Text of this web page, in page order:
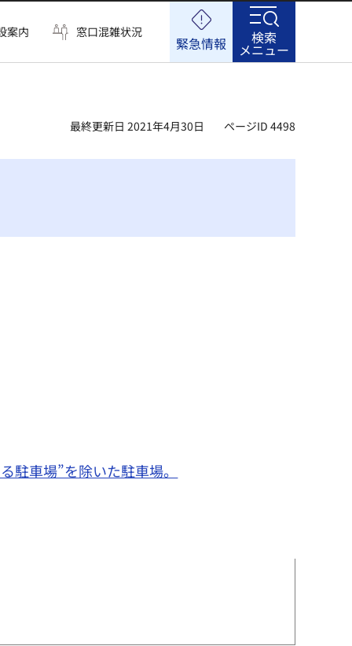
案内 窓口混雑状況
緊急情報 検索
メニュー
最終更新日 2021年4月30日 ページID 4498
駐車場”を除いた駐車場。